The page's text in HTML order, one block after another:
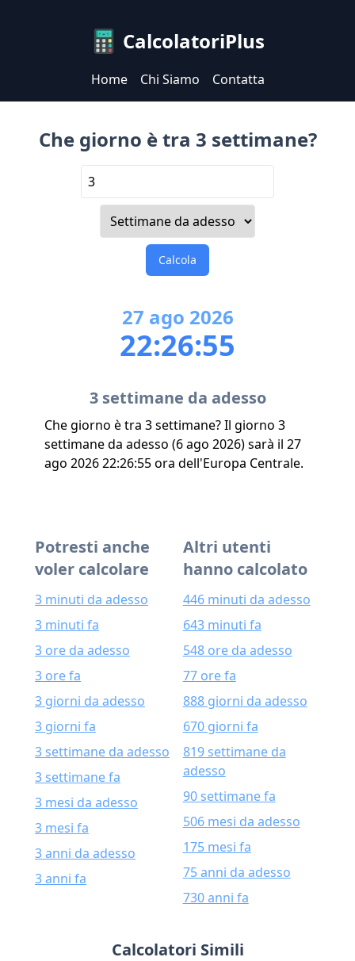
CalcolatoriPlus
Home Chi Siamo Contatta
Che giorno è tra 3 settimane?
Calcola
27 ago 2026
22:26:55
3 settimane da adesso
Che giorno è tra 3 settimane? Il giorno 3
settimane da adesso (6 ago 2026) sarà il 27
ago 2026 22:26:55 ora dell'Europa Centrale.
Potresti anche
voler calcolare
3 minuti da adesso
3 minuti fa
3 ore da adesso
3 ore fa
3 giorni da adesso
3 giorni fa
3 settimane da adesso
3 settimane fa
3 mesi da adesso
3 mesi fa
3 anni da adesso
3 anni fa
Altri utenti
hanno calcolato
446 minuti da adesso
643 minuti fa
548 ore da adesso
77 ore fa
888 giorni da adesso
670 giorni fa
819 settimane da
adesso
90 settimane fa
506 mesi da adesso
175 mesi fa
75 anni da adesso
730 anni fa
Calcolatori Simili